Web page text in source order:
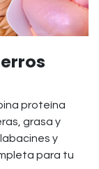
proteína
grasa y
y
para tu